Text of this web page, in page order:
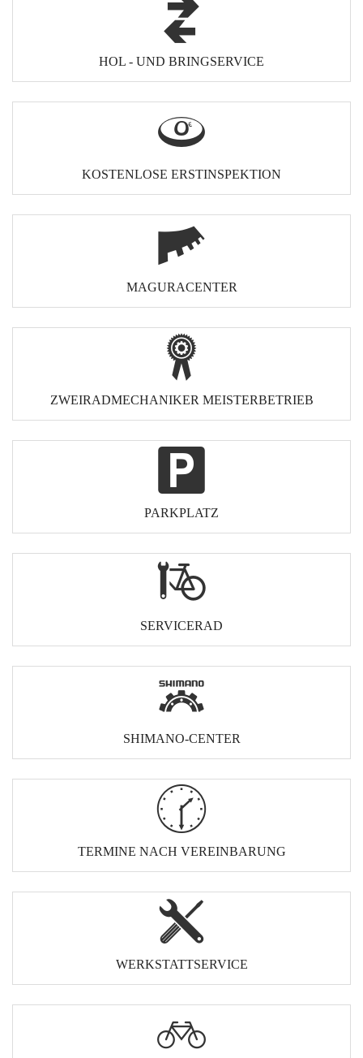
HOL - UND BRINGSERVICE
KOSTENLOSE ERSTINSPEKTION
MAGURACENTER
ZWEIRADMECHANIKER MEISTERBETRIEB
PARKPLATZ
SERVICERAD
SHIMANO-CENTER
TERMINE NACH VEREINBARUNG
WERKSTATTSERVICE